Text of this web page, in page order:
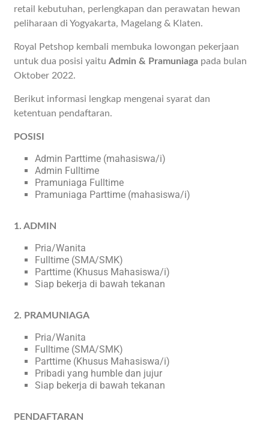
retail kebutuhan, perlengkapan dan perawatan hewan
peliharaan di Yogyakarta, Magelang & Klaten.
Royal Petshop kembali membuka lowongan pekerjaan
untuk dua posisi yaituAdmin & Pramuniaga pada bulan
Oktober 2022.
Berikut informasi lengkap mengenai syarat dan
ketentuan pendaftaran.
POSISI
Admin Parttime (mahasiswa/i)
Admin Fulltime
Pramuniaga Fulltime
Pramuniaga Parttime (mahasiswa/i)
1. ADMIN
Pria/Wanita
Fulltime (SMA/SMK)
Parttime (Khusus Mahasiswa/i)
Siap bekerja di bawah tekanan
2. PRAMUNIAGA
Pria/Wanita
Fulltime (SMA/SMK)
Parttime (Khusus Mahasiswa/i)
Pribadi yang humble dan jujur
Siap bekerja di bawah tekanan
PENDAFTARAN